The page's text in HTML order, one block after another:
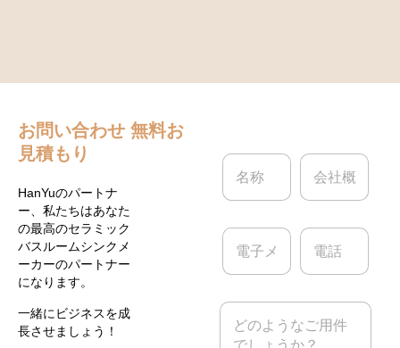
お問い合わせ 無料お
見積もり
HanYuのパートナ
ー、私たちはあなた
の最高のセラミック
バスルームシンクメ
ーカーのパートナー
になります。
一緒にビジネスを成
長させましょう！
名
*
会
概
電
メ
ル
電
メ